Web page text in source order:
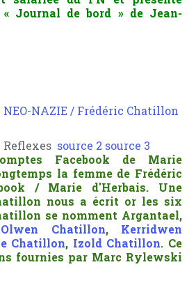
Journal de bord » de Jean-
Reflexes source 2 source 3
Facebook de Marie
la femme de Frédéric
/ Marie d'Herbais. Une
nous a écrit or les six
se nomment Argantael,
Olwen Chatillon, Kerridwen
Chatillon, Izold Chatillon. Ce
fournies par Marc Rylewski